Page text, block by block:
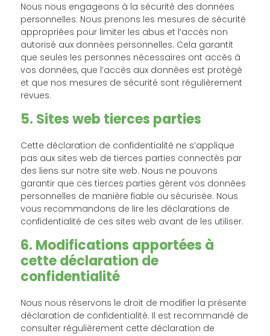
Nous nous engageons à la sécurité des données
personnelles. Nous prenons les mesures de sécurité
appropriées pour limiter les abus et l’accès non
autorisé aux données personnelles. Cela garantit
que seules les personnes nécessaires ont accès à
vos données, que l’accès aux données est protégé
et que nos mesures de sécurité sont régulièrement
revues.
5. Sites web tierces parties
Cette déclaration de confidentialité ne s’applique
pas aux sites web de tierces parties connectés par
des liens sur notre site web. Nous ne pouvons
garantir que ces tierces parties gèrent vos données
personnelles de manière fiable ou sécurisée. Nous
vous recommandons de lire les déclarations de
confidentialité de ces sites web avant de les utiliser.
6. Modifications apportées à
cette déclaration de
confidentialité
Nous nous réservons le droit de modifier la présente
déclaration de confidentialité. Il est recommandé de
consulter régulièrement cette déclaration de